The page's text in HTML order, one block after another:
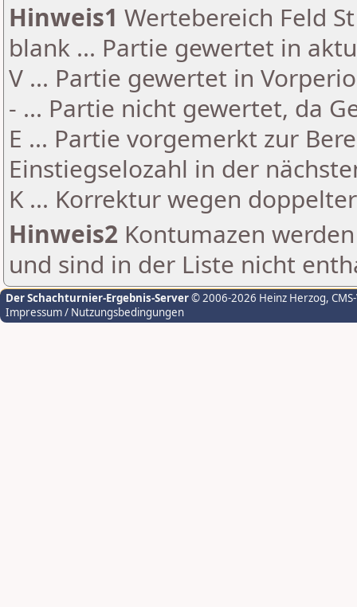
Hinweis1 Wertebereich Feld
blank ... Partie gewertet in
V ... Partie gewertet in
- ... Partie nicht gewertet, da
E ... Partie vorgemerkt zur
Einstiegselozahl in der
K ... Korrektur wegen
Hinweis2 Kontumazen
und sind in der Liste nicht
Der Schachturnier-Ergebnis-Server© 2006-2026 Heinz Herzog,
Impressum / Nutzungsbedingungen